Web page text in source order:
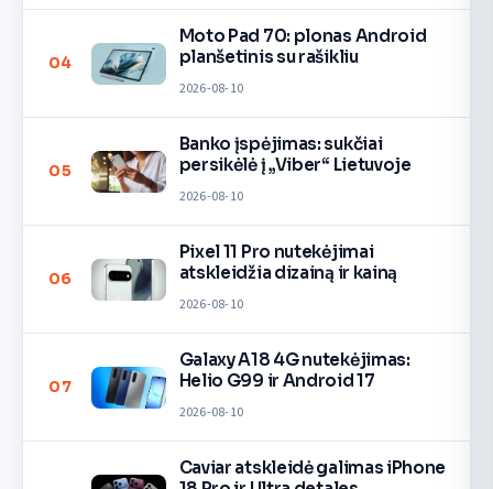
04
Moto Pad 70: plonas Android
planšetinis su rašikliu
2026-08-10
05
Banko įspėjimas: sukčiai
persikėlė į „Viber“ Lietuvoje
2026-08-10
06
Pixel 11 Pro nutekėjimai
atskleidžia dizainą ir kainą
2026-08-10
07
Galaxy A18 4G nutekėjimas:
Helio G99 ir Android 17
2026-08-10
Caviar atskleidė galimas iPhone